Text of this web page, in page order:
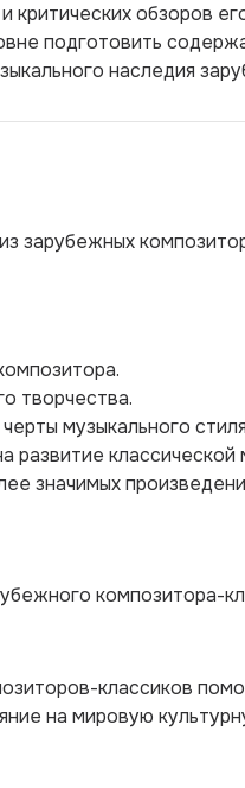
обзоров
подготовить
наследия
зарубежных
творчества.
музыкального
развитие классической
значимых
композитора-
классиков
на мировую